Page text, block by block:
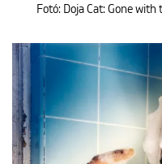
Fotó: Doja Cat: Gone